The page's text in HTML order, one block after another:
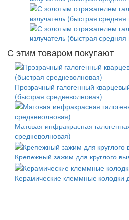
С этим товаром покупают
Прозрачный галогенный
(быстрая средневолновая)
Матовая инфракрасная
средневолновая)
Крепежный зажим для круглого
Керамические клеммные колодки